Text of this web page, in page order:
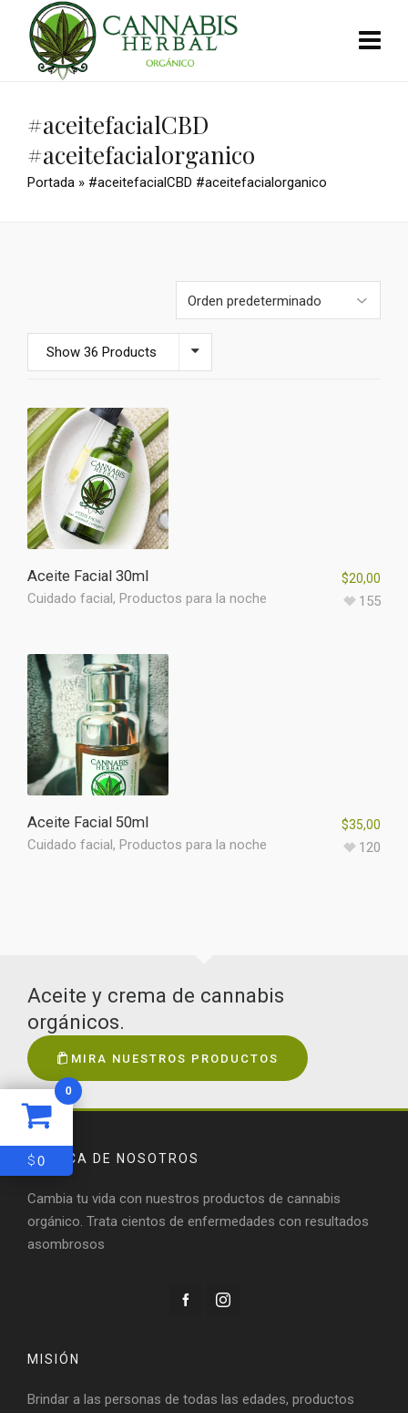
#aceitefacialCBD
#aceitefacialorganico
Portada » #aceitefacialCBD #aceitefacialorganico
Show 36 Products
Aceite Facial 30ml
Cuidado facial, Productos para la noche
$20,00
155
Aceite Facial 50ml
Cuidado facial , Productos para la noche
$35,00
120
Aceite y crema de cannabis
orgánicos.
MIRA NUESTROS PRODUCTOS
ACERCA DE NOSOTROS
Cambia tu vida con nuestros productos de cannabis
orgánico. Trata cientos de enfermedades con resultados
asombrosos
MISIÓN
Brindar a las personas de todas las edades, productos
0
$0